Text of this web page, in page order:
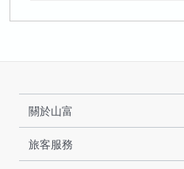
關於山富
旅客服務